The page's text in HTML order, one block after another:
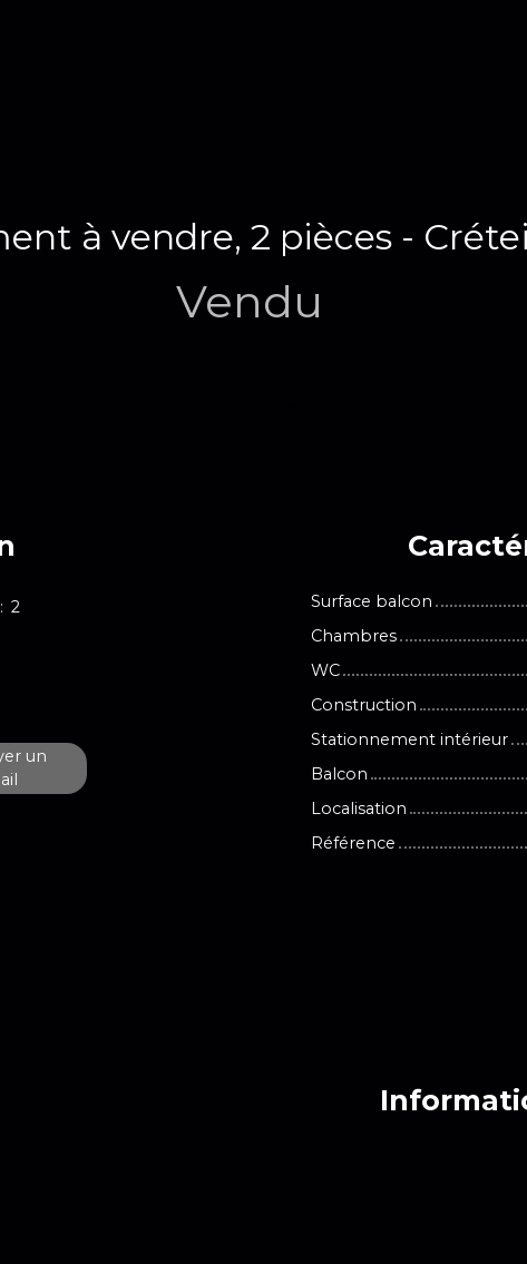
à vendre, 2 pièces -
Vendu
: 2
un
Surface balcon
Chambres
WC
Construction
Stationnement intérieur
Balcon
Localisation
Référence